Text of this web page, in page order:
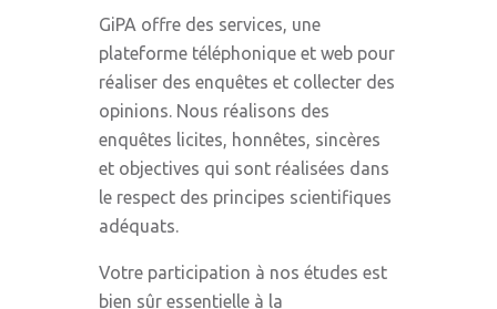
GiPA offre des services, une
plateforme téléphonique et web pour
réaliser des enquêtes et collecter des
opinions. Nous réalisons des
enquêtes licites, honnêtes, sincères
et objectives qui sont réalisées dans
le respect des principes scientifiques
adéquats.
Votre participation à nos études est
bien sûr essentielle à la